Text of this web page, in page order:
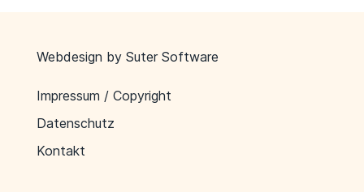
Webdesign by Suter Software
Impressum / Copyright
Datenschutz
Kontakt